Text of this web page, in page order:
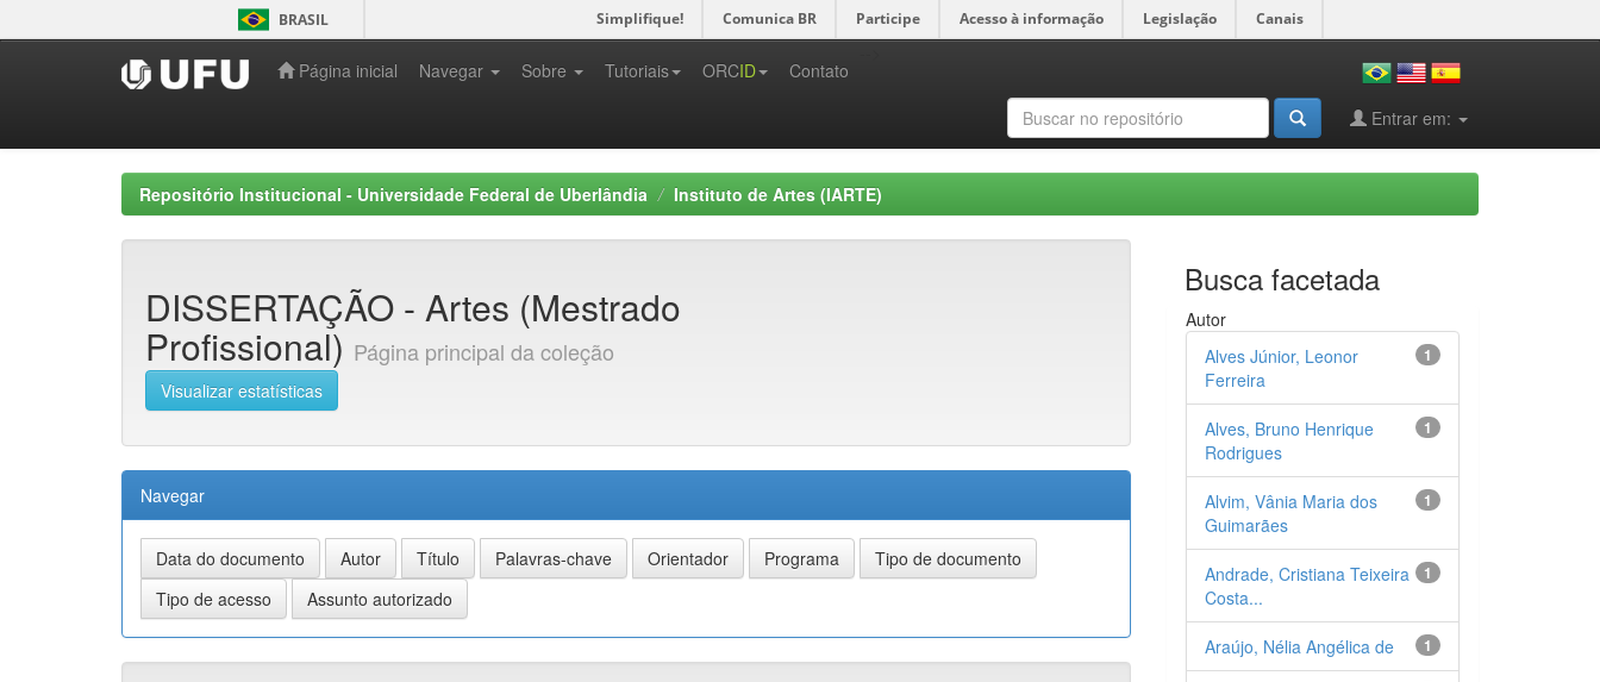
navigation
BRASIL Simplifique! Comunica BR Participe Acesso à informação Legislação Canais
Página inicial Navegar Sobre Tutoriais ORCID Contato
Entrar em:
Repositório Institucional - Universidade Federal de Uberlândia Instituto de Artes (IARTE)
DISSERTAÇÃO - Artes (Mestrado
Profissional) Página principal da coleção
Visualizar estatísticas
Navegar
Busca facetada
Autor
1
Alves Júnior, Leonor
Ferreira
1
Alves, Bruno Henrique
Rodrigues
1
Alvim, Vânia Maria dos
Guimarães
1
Andrade, Cristiana Teixeira
Costa...
1
Araújo, Nélia Angélica de